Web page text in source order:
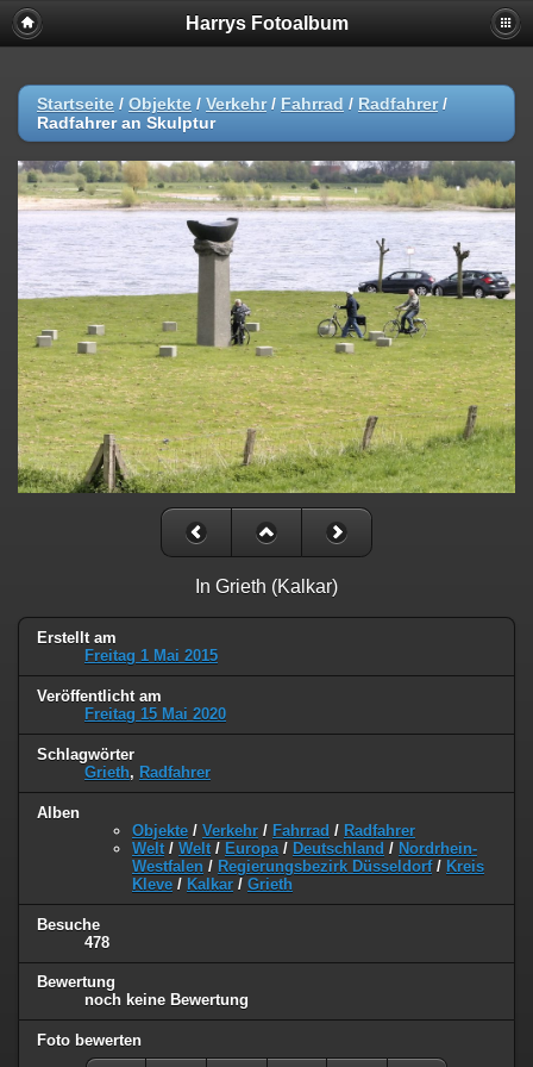
Harrys Fotoalbum
Startseite / Objekte / Verkehr/ Fahrrad / Radfahrer/
Radfahrer an Skulptur
In Grieth (Kalkar)
Erstellt am
Freitag 1 Mai 2015
Veröffentlicht am
Freitag 15 Mai 2020
Schlagwörter
Grieth, Radfahrer
Alben
Objekte / Verkehr / Fahrrad / Radfahrer
Welt / Welt / Europa / Deutschland / Nordrhein-
Westfalen / Regierungsbezirk Düsseldorf/ Kreis
Kleve / Kalkar / Grieth
Besuche
478
Bewertung
noch keine Bewertung
Foto bewerten